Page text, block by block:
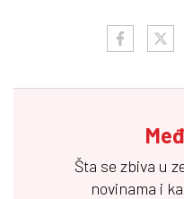
Šta se zbiva u
novinama i